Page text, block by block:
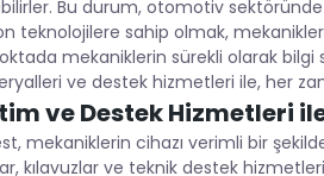
Bu durum, otomotiv sektöründe
teknolojilere sahip olmak,
mekaniklerin sürekli olarak bilgi
ve destek hizmetleri ile, her
ve Destek Hizmetleri
mekaniklerin cihazı verimli bir
kılavuzlar ve teknik destek